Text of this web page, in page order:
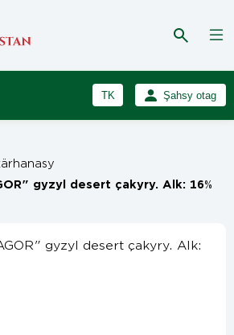
TK
RU
Şahsy otag
gyzyl desert çakyry. Alk: 16%